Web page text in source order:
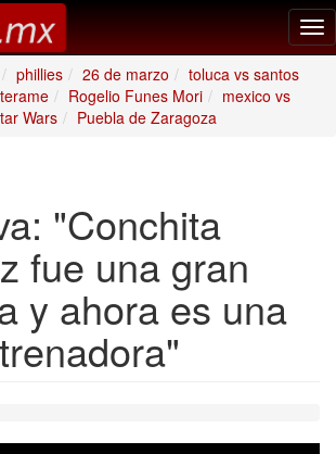
phillies 26 de marzo
toluca vs santos
Rogelio Funes Mori
mexico vs
Wars
Puebla de Zaragoza
"Conchita
fue una gran
y ahora es una